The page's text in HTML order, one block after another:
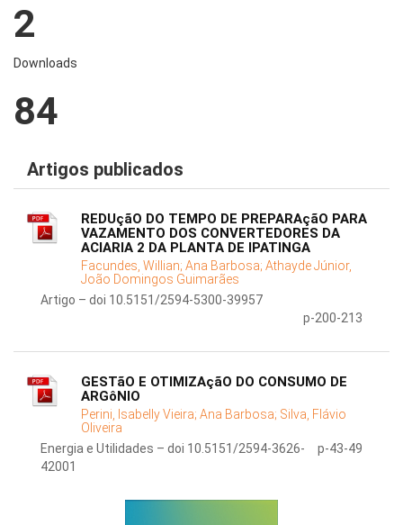
2
Downloads
84
Artigos publicados
REDUçãO DO TEMPO DE PREPARAçãO PARA
VAZAMENTO DOS CONVERTEDORES DA
ACIARIA 2 DA PLANTA DE IPATINGA
Facundes, Willian; Ana Barbosa; Athayde Júnior,
João Domingos Guimarães
Artigo – doi 10.5151/2594-5300-39957
p-200-213
GESTãO E OTIMIZAçãO DO CONSUMO DE
ARGôNIO
Perini, Isabelly Vieira; Ana Barbosa; Silva, Flávio
Oliveira
Energia e Utilidades – doi 10.5151/2594-3626-
42001
p-43-49